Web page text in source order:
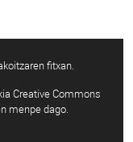
fitxan.
Creative Commons
menpe dago.